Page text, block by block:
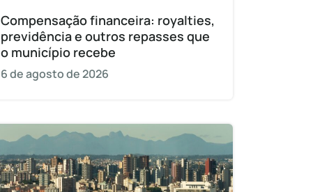
Compensação financeira: royalties,
previdência e outros repasses que
o município recebe
6 de agosto de 2026